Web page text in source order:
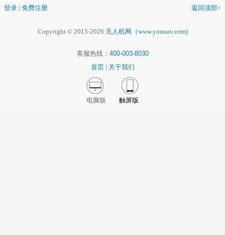
登录 免费注册 返回顶部↑
Copyright © 2015-2026 无人机网（www.youuav.com)
客服热线： 400-003-8030
首页
关于我们
电脑版 触屏版